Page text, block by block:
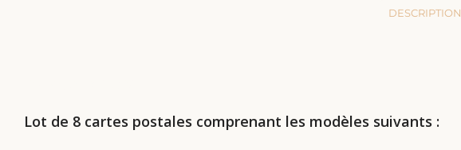
DESCRIPTION
Lot de 8 cartes postales comprenant les modèles suivants :